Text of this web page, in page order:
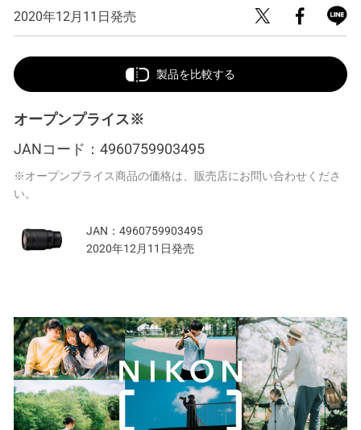
2020年12月11日発売
製品を比較する
オープンプライス※
JANコード： 4960759903495
※オープンプライス商品の価格は、販売店にお問い合わせくださ
い。
JAN： 4960759903495
2020年12月11日発売